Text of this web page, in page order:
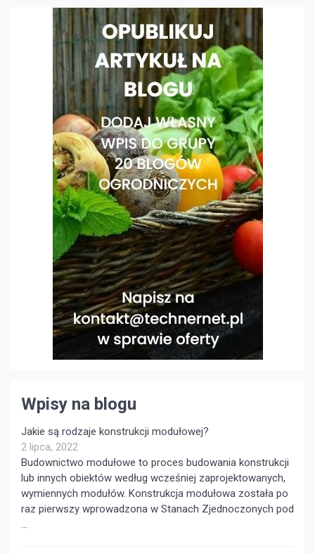
Wpisy na blogu
Jakie są rodzaje konstrukcji modułowej?
2 lipca, 2022
Budownictwo modułowe to proces budowania konstrukcji
lub innych obiektów według wcześniej zaprojektowanych,
wymiennych modułów. Konstrukcja modułowa została po
raz pierwszy wprowadzona w Stanach Zjednoczonych pod
…